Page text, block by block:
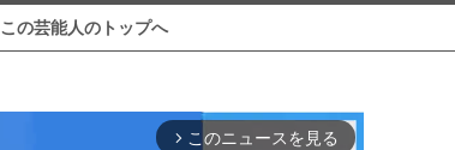
この芸能人のトップへ
arrow_forward_ios このニュースを見る